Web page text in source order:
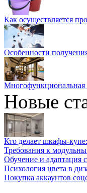
Как осуществляется
Особенности
Многофункциональная
Новые
Кто делает шкафы-
Требования к
Обучение и адаптация
Психология цвета в
Покупка аккаунтов